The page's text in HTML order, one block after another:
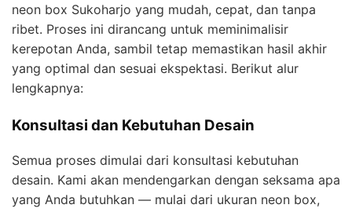
neon box Sukoharjo yang mudah, cepat, dan tanpa
ribet. Proses ini dirancang untuk meminimalisir
kerepotan Anda, sambil tetap memastikan hasil akhir
yang optimal dan sesuai ekspektasi. Berikut alur
lengkapnya:
Konsultasi dan Kebutuhan Desain
Semua proses dimulai dari konsultasi kebutuhan
desain. Kami akan mendengarkan dengan seksama apa
yang Anda butuhkan — mulai dari ukuran neon box,